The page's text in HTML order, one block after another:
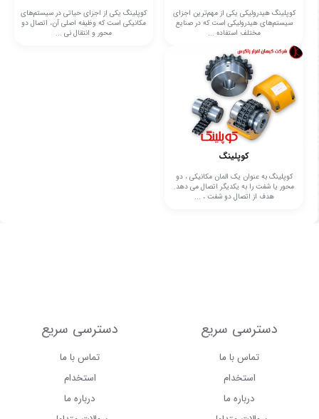
کوپلینگ هیدرولیکی یکی از مهم‌ترین اجزای
سیستم‌های هیدرولیکی است که در صنایع
مختلف استفاده ...
کوپلینگ یکی از اجزای حیاتی در سیستم‌های
مکانیکی است که وظیفه اصلی آن، اتصال دو
محور و انتقال نی ...
کوپلینگ
کوپلینگ به عنوان یک المان مکانیکی ، دو
محور یا شفت را به یکدیگر اتصال می دهد.
هدف از اتصال دو شفت ، ...
دسترسی سریع
تماس با ما
استخدام
درباره ما
دسترسی سریع
تماس با ما
استخدام
درباره ما